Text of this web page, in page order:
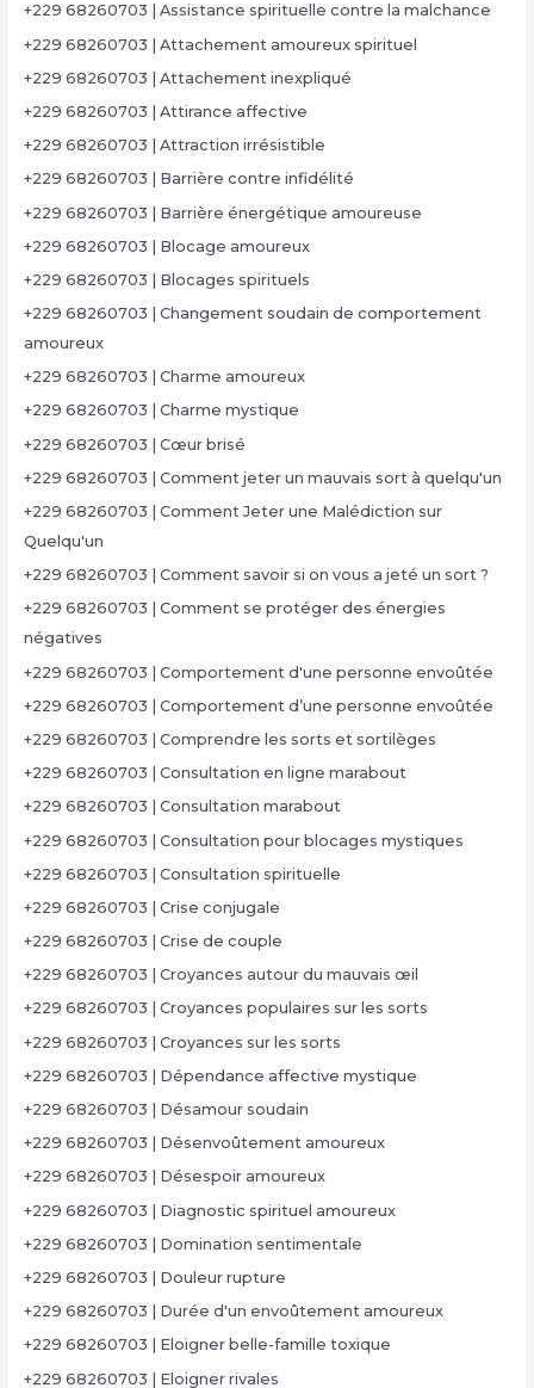
+229 68260703 | Assistance spirituelle contre la malchance
+229 68260703 | Attachement amoureux spirituel
+229 68260703 | Attachement inexpliqué
+229 68260703 | Attirance affective
+229 68260703 | Attraction irrésistible
+229 68260703 | Barrière contre infidélité
+229 68260703 | Barrière énergétique amoureuse
+229 68260703 | Blocage amoureux
+229 68260703 | Blocages spirituels
+229 68260703 | Changement soudain de comportement
amoureux
+229 68260703 | Charme amoureux
+229 68260703 | Charme mystique
+229 68260703 | Cœur brisé
+229 68260703 | Comment jeter un mauvais sort à quelqu'un
+229 68260703 | Comment Jeter une Malédiction sur
Quelqu'un
+229 68260703 | Comment savoir si on vous a jeté un sort ?
+229 68260703 | Comment se protéger des énergies
négatives
+229 68260703 | Comportement d'une personne envoûtée
+229 68260703 | Comportement d’une personne envoûtée
+229 68260703 | Comprendre les sorts et sortilèges
+229 68260703 | Consultation en ligne marabout
+229 68260703 | Consultation marabout
+229 68260703 | Consultation pour blocages mystiques
+229 68260703 | Consultation spirituelle
+229 68260703 | Crise conjugale
+229 68260703 | Crise de couple
+229 68260703 | Croyances autour du mauvais œil
+229 68260703 | Croyances populaires sur les sorts
+229 68260703 | Croyances sur les sorts
+229 68260703 | Dépendance affective mystique
+229 68260703 | Désamour soudain
+229 68260703 | Désenvoûtement amoureux
+229 68260703 | Désespoir amoureux
+229 68260703 | Diagnostic spirituel amoureux
+229 68260703 | Domination sentimentale
+229 68260703 | Douleur rupture
+229 68260703 | Durée d'un envoûtement amoureux
+229 68260703 | Eloigner belle-famille toxique
+229 68260703 | Eloigner rivales